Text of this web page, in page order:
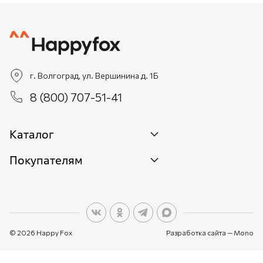
г. Волгоград, ул. Вершинина д. 1Б
8 (800) 707-51-41
Каталог
Новинки
Покупателям
О персональных данных
© 2026 Happy Fox Разработка сайта — Mono